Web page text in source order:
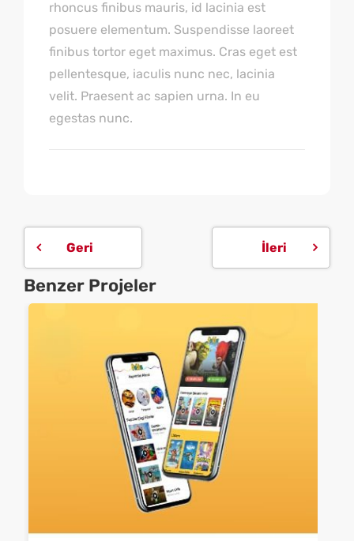
rhoncus finibus mauris, id lacinia est
posuere elementum. Suspendisse laoreet
finibus tortor eget maximus. Cras eget est
pellentesque, iaculis nunc nec, lacinia
velit. Praesent ac sapien urna. In eu
egestas nunc.
Geri İleri
Benzer Projeler